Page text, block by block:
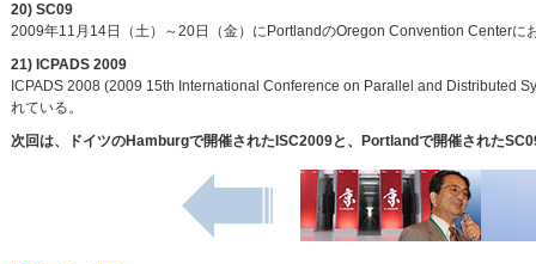
20) SC09
2009年11月14日（土）～20日（金）にPortlandのOregon Convention Centerに
21) ICPADS 2009
ICPADS 2008 (2009 15th International Conference on Parallel and Distributed
れている。
次回は、ドイツのHamburgで開催されたISC2009と、Portlandで開催された